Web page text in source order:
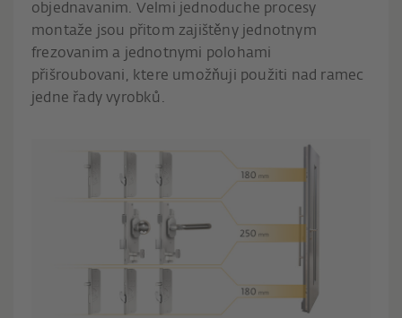
objednavanim. Velmi jednoduche procesy
montaže jsou přitom zajištěny jednotnym
frezovanim a jednotnymi polohami
přišroubovani, ktere umožňuji použiti nad ramec
jedne řady vyrobků.